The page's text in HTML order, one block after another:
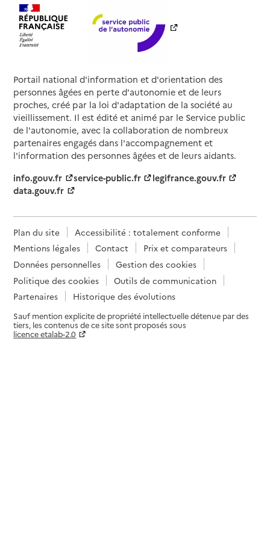
Portail national d'information et d'orientation des
personnes âgées en perte d'autonomie et de leurs
proches, créé par la loi d'adaptation de la société au
vieillissement. Il est édité et animé par le Service public
de l'autonomie, avec la collaboration de nombreux
partenaires engagés dans l'accompagnement et
l'information des personnes âgées et de leurs aidants.
info.gouv.fr
service-public.fr
legifrance.gouv.fr
data.gouv.fr
Plan du site
Accessibilité : totalement conforme
Mentions légales
Contact
Prix et comparateurs
Données personnelles
Gestion des cookies
Politique des cookies
Outils de communication
Partenaires
Historique des évolutions
Sauf mention explicite de propriété intellectuelle détenue par des
tiers, les contenus de ce site sont proposés sous
licence etalab-2.0